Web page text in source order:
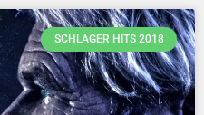
SCHLAGER HITS 2018